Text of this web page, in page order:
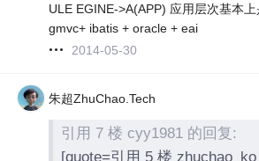
ULE EGINE->A(APP) 应用层次基本
gmvc+ ibatis + oracle + eai
2014-05-30
朱超ZhuChao.Tech
引用 7 楼 cyy1981 的回复:
[quote=引用 5 楼